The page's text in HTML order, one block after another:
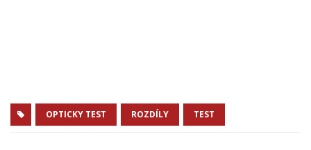
OPTICKY TEST ROZDÍLY TEST